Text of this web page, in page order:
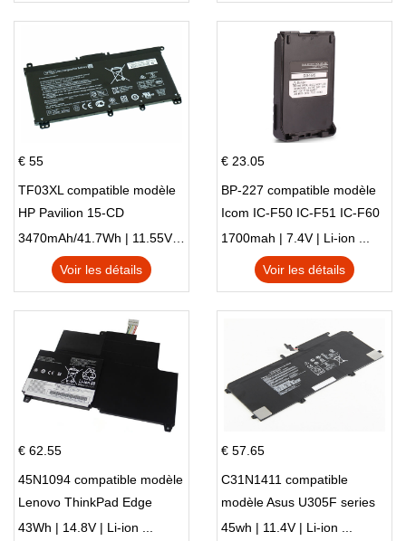
€ 55
TF03XL compatible modèle
HP Pavilion 15-CD
3470mAh/41.7Wh | 11.55V | Li-ion ...
Voir les détails
€ 23.05
BP-227 compatible modèle
Icom IC-F50 IC-F51 IC-F60
IC-F61 IC-M87
1700mah | 7.4V | Li-ion ...
Voir les détails
€ 62.55
45N1094 compatible modèle
Lenovo ThinkPad Edge
S230u Twist
43Wh | 14.8V | Li-ion ...
€ 57.65
C31N1411 compatible
modèle Asus U305F series
45wh | 11.4V | Li-ion ...